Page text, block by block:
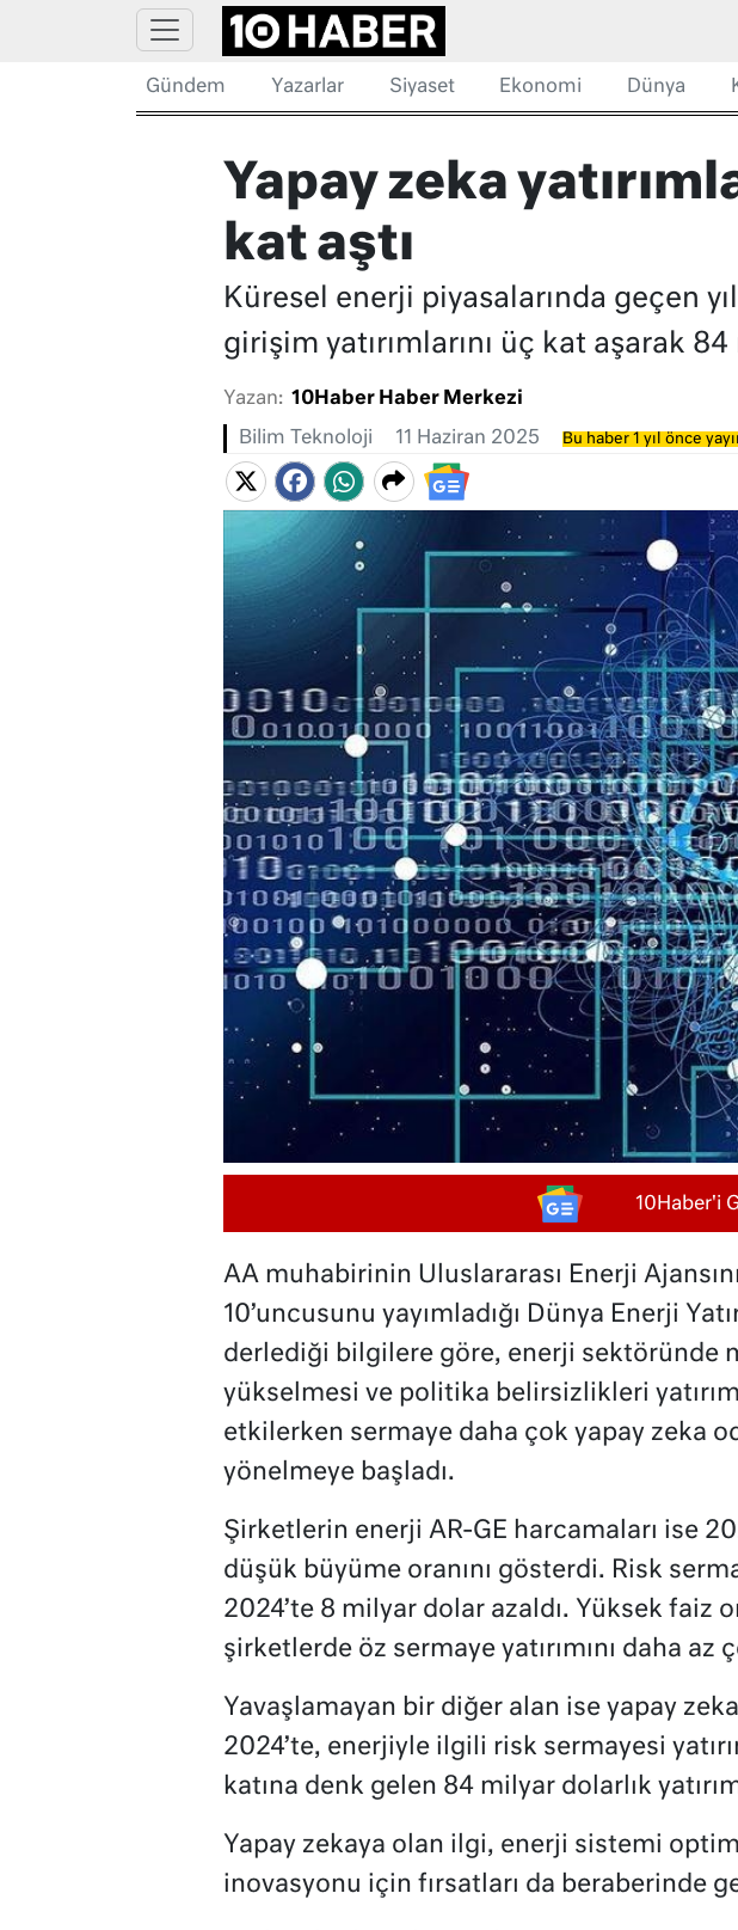
Gündem Yazarlar Siyaset Ekonomi Dünya
Yapay zeka
kat aştı
Küresel enerji piyasalarında geçen
girişim yatırımlarını üç kat aşarak
Yazan: 10Haber Haber Merkezi
Bilim Teknoloji 11 Haziran 2025 Bu haber 1 yıl önce
10Haber'i
AA muhabirinin Uluslararası Enerji
10’uncusunu yayımladığı Dünya Enerji
derlediği bilgilere göre, enerji sektöründe
yükselmesi ve politika belirsizlikleri yatırım
etkilerken sermaye daha çok yapay zeka
yönelmeye başladı.
Şirketlerin enerji AR-GE harcamaları ise
düşük büyüme oranını gösterdi. Risk
2024’te 8 milyar dolar azaldı. Yüksek faiz
şirketlerde öz sermaye yatırımını daha az
Yavaşlamayan bir diğer alan ise yapay
2024’te, enerjiyle ilgili risk sermayesi
katına denk gelen 84 milyar dolarlık
Yapay zekaya olan ilgi, enerji sistemi
inovasyonu için fırsatları da beraberinde